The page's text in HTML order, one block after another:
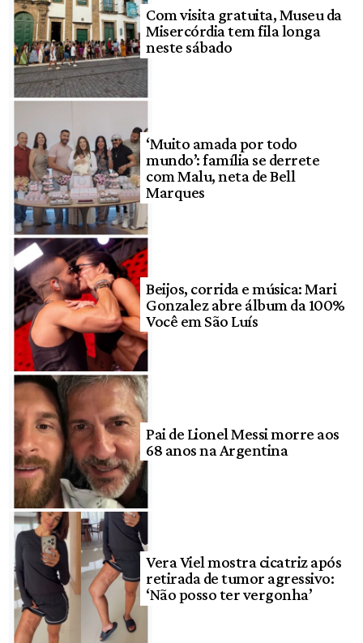
Com visita gratuita, Museu da
Misercórdia tem fila longa
neste sábado
‘Muito amada por todo
mundo’: família se derrete
com Malu, neta de Bell
Marques
Beijos, corrida e música: Mari
Gonzalez abre álbum da 100%
Você em São Luís
Pai de Lionel Messi morre aos
68 anos na Argentina
Vera Viel mostra cicatriz após
retirada de tumor agressivo:
‘Não posso ter vergonha’